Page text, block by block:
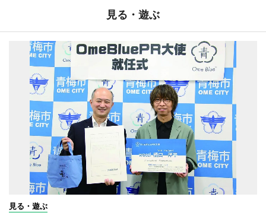
見る・遊ぶ
見る・遊ぶ